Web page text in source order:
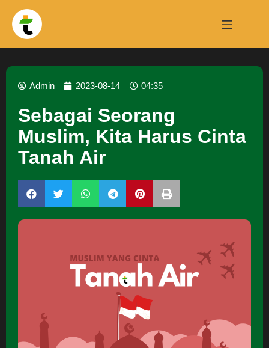
Admin 2023-08-14 04:35
Sebagai Seorang
Muslim, Kita Harus Cinta
Tanah Air